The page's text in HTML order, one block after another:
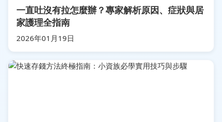
一直吐沒有拉怎麼辦？專家解析原因、症狀與居
家護理全指南
2026年01月19日